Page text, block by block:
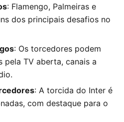
: Flamengo, Palmeiras e
dos principais desafios no
: Os torcedores podem
pela TV aberta, canais a
: A torcida do Inter é
com destaque para o